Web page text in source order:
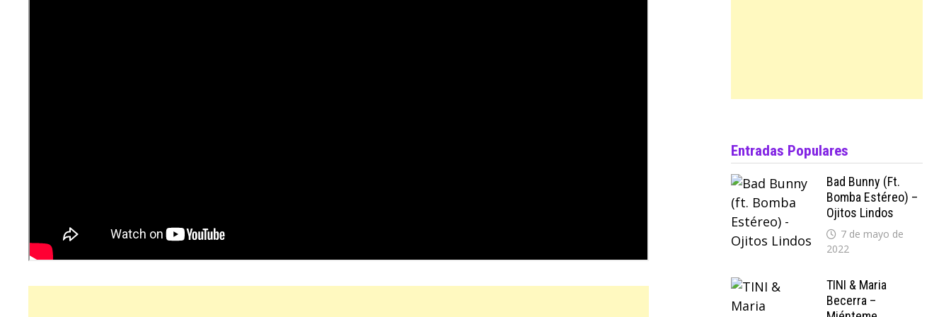
Entradas Populares
Bad Bunny (ft.
Bomba Estéreo) –
Ojitos Lindos
7 de mayo de
2022
TINI & Maria
Becerra –